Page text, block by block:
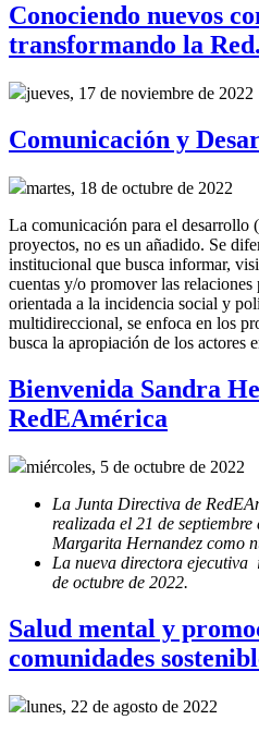
Conociendo nuevos
transformando la Red.
jueves, 17 de noviembre de 2022
Comunicación y
martes, 18 de octubre de 2022
La comunicación para el desarrollo
proyectos, no es un añadido. Se
institucional que busca informar,
cuentas y/o promover las
orientada a la incidencia social y
multidireccional, se enfoca en los
busca la apropiación de los actores
Bienvenida Sandra
RedEAmérica
miércoles, 5 de octubre de 2022
La Junta Directiva de
realizada el 21 de
Margarita Hernandez como
La nueva directora
de octubre de 2022.
Salud mental y
comunidades
lunes, 22 de agosto de 2022